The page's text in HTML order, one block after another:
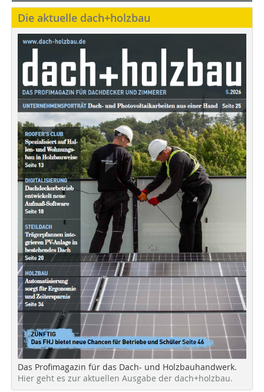
Die aktuelle dach+holzbau
Das Profimagazin für das Dach- und Holzbauhandwerk.
Hier geht es zur aktuellen Ausgabe der dach+holzbau.